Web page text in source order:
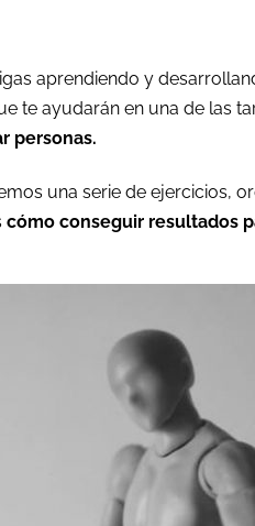
aprendiendo y
te ayudarán en una de las
personas.
una serie de ejercicios,
cómo conseguir resultados